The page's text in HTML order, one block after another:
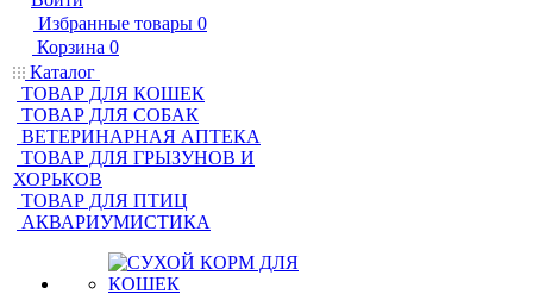
Избранные товары 0
Корзина 0
Каталог
ТОВАР ДЛЯ КОШЕК
ТОВАР ДЛЯ СОБАК
ВЕТЕРИНАРНАЯ АПТЕКА
ТОВАР ДЛЯ ГРЫЗУНОВ И
ХОРЬКОВ
ТОВАР ДЛЯ ПТИЦ
АКВАРИУМИСТИКА